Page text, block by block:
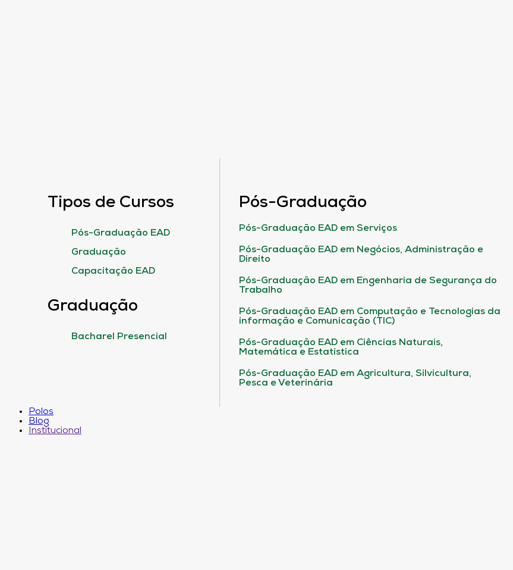
Tipos de Cursos
Pós-Graduação EAD
Graduação
Capacitação EAD
Graduação
Bacharel Presencial
Pós-Graduação
Pós-Graduação EAD em Serviços
Pós-Graduação EAD em Negócios, Administração e
Direito
Pós-Graduação EAD em Engenharia de Segurança do
Trabalho
Pós-Graduação EAD em Computação e Tecnologias da
informação e Comunicação (TIC)
Pós-Graduação EAD em Ciências Naturais,
Matemática e Estatística
Pós-Graduação EAD em Agricultura, Silvicultura,
Pesca e Veterinária
Polos
Blog
Institucional